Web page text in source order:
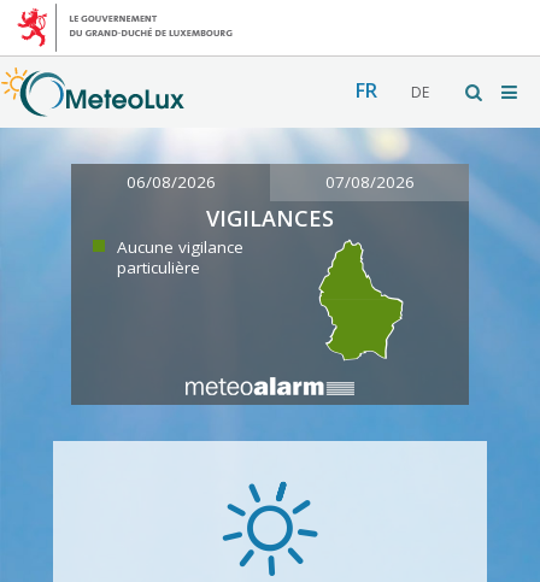
FR DE
06/08/2026 07/08/2026
VIGILANCES
Aucune vigilance
particulière